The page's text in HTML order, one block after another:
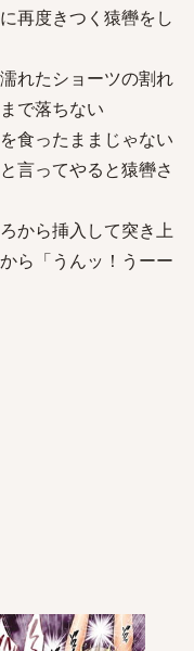
再度きつく猿轡をし
れたショーツの割れ
で落ちない
食ったままじゃない
言ってやると猿轡さ
から挿入して突き上
ら「うんッ！うーー